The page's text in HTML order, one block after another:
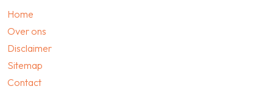
Home
Over ons
Disclaimer
Sitemap
Contact